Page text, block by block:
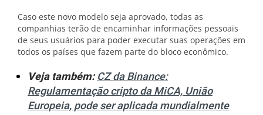
Caso este novo modelo seja aprovado, todas as
companhias terão de encaminhar informações pessoais
de seus usuários para poder executar suas operações em
todos os países que fazem parte do bloco econômico.
Veja também:CZ da Binance:
Regulamentação cripto da MiCA, União
Europeia, pode ser aplicada mundialmente